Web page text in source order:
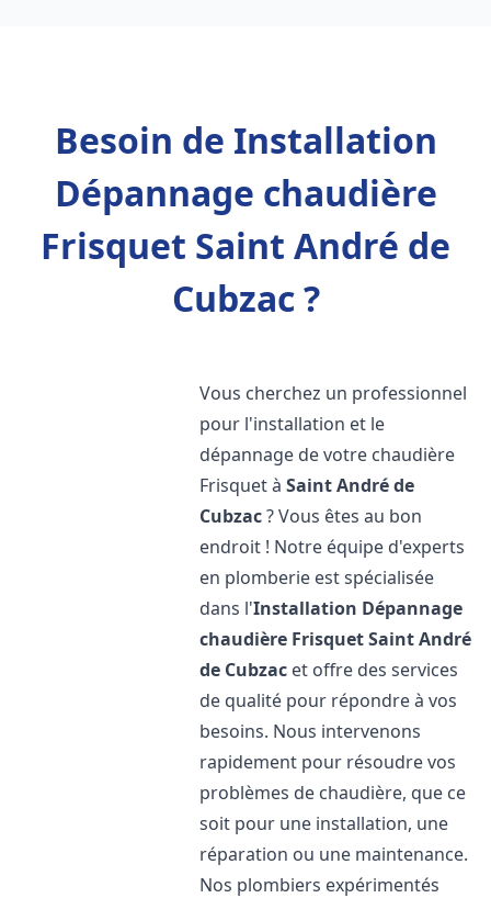
Besoin de Installation
Dépannage chaudière
Frisquet Saint André de
Cubzac ?
Vous cherchez un professionnel
pour l'installation et le
dépannage de votre chaudière
Frisquet àSaint André de
Cubzac? Vous êtes au bon
endroit ! Notre équipe d'experts
en plomberie est spécialisée
dans l'Installation Dépannage
chaudière FrisquetSaint André
de Cubzac et offre des services
de qualité pour répondre à vos
besoins. Nous intervenons
rapidement pour résoudre vos
problèmes de chaudière, que ce
soit pour une installation, une
réparation ou une maintenance.
Nos plombiers expérimentés